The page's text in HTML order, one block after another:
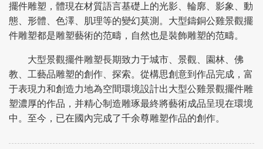
擺件雕塑，體現在材質語言基礎上的光影、輪廓、影象、動
態、形體、色澤、肌理等的變幻莫測。大型鑄銅公雞景觀擺
件雕塑都是雕塑藝術的范疇，自然也是裝飾雕塑的范疇。
大型景觀擺件雕塑長期致力于城市、景觀、園林、佛
教、工藝品雕塑的創作、探索。從構思創意到作品完成，富
于表現力和創造力地為空間環境設計出大型公雞景觀擺件雕
塑濃厚的作品，并精心制造雕琢最終將藝術成品呈現在環境
中。至今，已在國內完成了千余尊雕塑作品的創作。